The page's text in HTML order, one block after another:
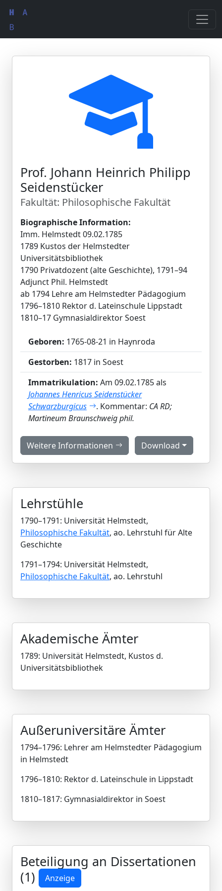
Prof. Johann Heinrich Philipp
Seidenstücker
Fakultät: Philosophische Fakultät
Biographische Information:
Imm. Helmstedt 09.02.1785
1789 Kustos der Helmstedter
Universitätsbibliothek
1790 Privatdozent (alte Geschichte), 1791–94
Adjunct Phil. Helmstedt
ab 1794 Lehre am Helmstedter Pädagogium
1796–1810 Rektor d. Lateinschule Lippstadt
1810–17 Gymnasialdirektor Soest
Geboren: 1765-08-21 in Haynroda
Gestorben: 1817 in Soest
Immatrikulation: Am 09.02.1785 als
Johannes Henricus Seidenstücker
Schwarzburgicus
. Kommentar: CA RD;
Martineum Braunschweig phil.
Weitere Informationen Download
Lehrstühle
1790–1791: Universität Helmstedt,
Philosophische Fakultät, ao. Lehrstuhl für Alte
Geschichte
1791–1794: Universität Helmstedt,
Philosophische Fakultät, ao. Lehrstuhl
Akademische Ämter
1789: Universität Helmstedt, Kustos d.
Universitätsbibliothek
Außeruniversitäre Ämter
1794–1796: Lehrer am Helmstedter Pädagogium
in Helmstedt
1796–1810: Rektor d. Lateinschule in Lippstadt
1810–1817: Gymnasialdirektor in Soest
Beteiligung an Dissertationen
(1)
Anzeige